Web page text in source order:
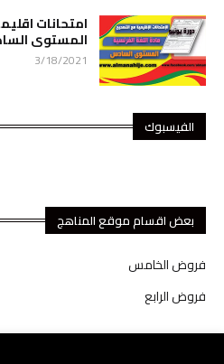
امتحانات
المستوى
3/18/2021
الفيسبوك
بعض اقسام موقع المناهج
فروض الخامس
فروض الرابع